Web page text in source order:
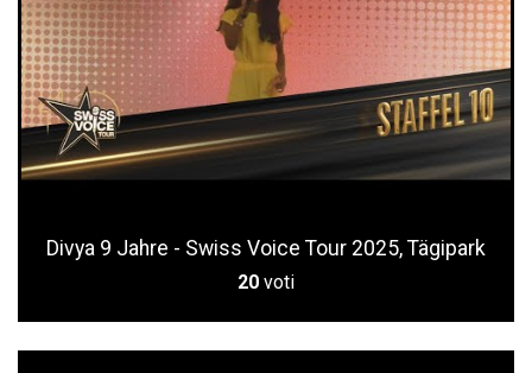
Divya 9 Jahre - Swiss Voice Tour 2025, Tägipark
20 voti